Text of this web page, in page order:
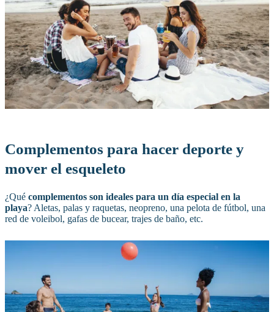
Complementos para hacer deporte y
mover el esqueleto
¿Qué complementos son ideales para un día especial en la
playa? Aletas, palas y raquetas, neopreno, una pelota de fútbol, una
red de voleibol, gafas de bucear, trajes de baño, etc.